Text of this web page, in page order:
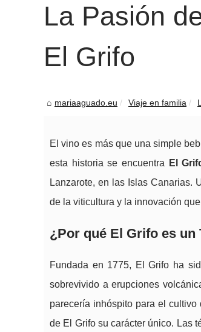
La Pasión
El Grifo
mariaaguado.eu Viaje en familia
El vino es más que una simple
esta historia se encuentra
El
Lanzarote, en las Islas Canarias.
de la viticultura y la innovación
¿Por qué El Grifo es
Fundada en 1775, El Grifo ha
sobrevivido a erupciones
parecería inhóspito para el
de El Grifo su carácter único. Las